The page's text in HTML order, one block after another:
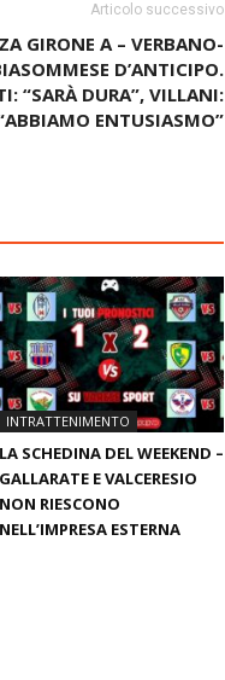
Articolo successivo
GIRONE A – VERBANO-
D’ANTICIPO.
“SARÀ DURA”, VILLANI:
ENTUSIASMO”
INTRATTENIMENTO
LA SCHEDINA DEL WEEKEND –
GALLARATE E VALCERESIO
NON RIESCONO
NELL’IMPRESA ESTERNA